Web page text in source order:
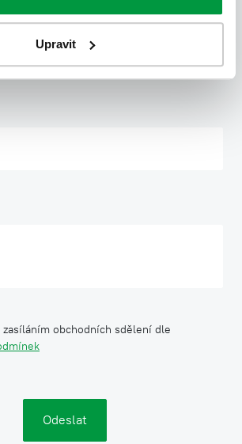
Upravit
zasíláním obchodních sdělení dle